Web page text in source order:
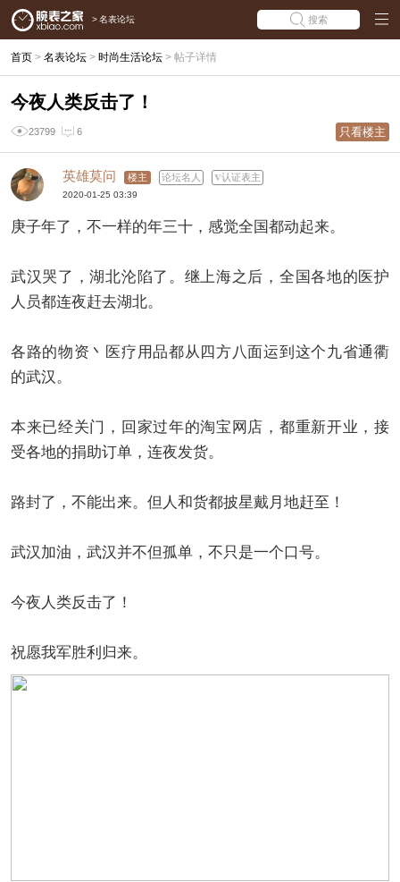
> 名表论坛 搜索
首页 > 名表论坛 > 时尚生活论坛 > 帖子详情
今夜人类反击了！
23799 6 只看楼主
英雄莫问 楼主 论坛名人 认证表主
2020-01-25 03:39
庚子年了，不一样的年三十，感觉全国都动起来。
武汉哭了，湖北沦陷了。继上海之后，全国各地的医护
人员都连夜赶去湖北。
各路的物资丶医疗用品都从四方八面运到这个九省通衢
的武汉。
本来已经关门，回家过年的淘宝网店，都重新开业，接
受各地的捐助订单，连夜发货。
路封了，不能出来。但人和货都披星戴月地赶至！
武汉加油，武汉并不但孤单，不只是一个口号。
今夜人类反击了！
祝愿我军胜利归来。